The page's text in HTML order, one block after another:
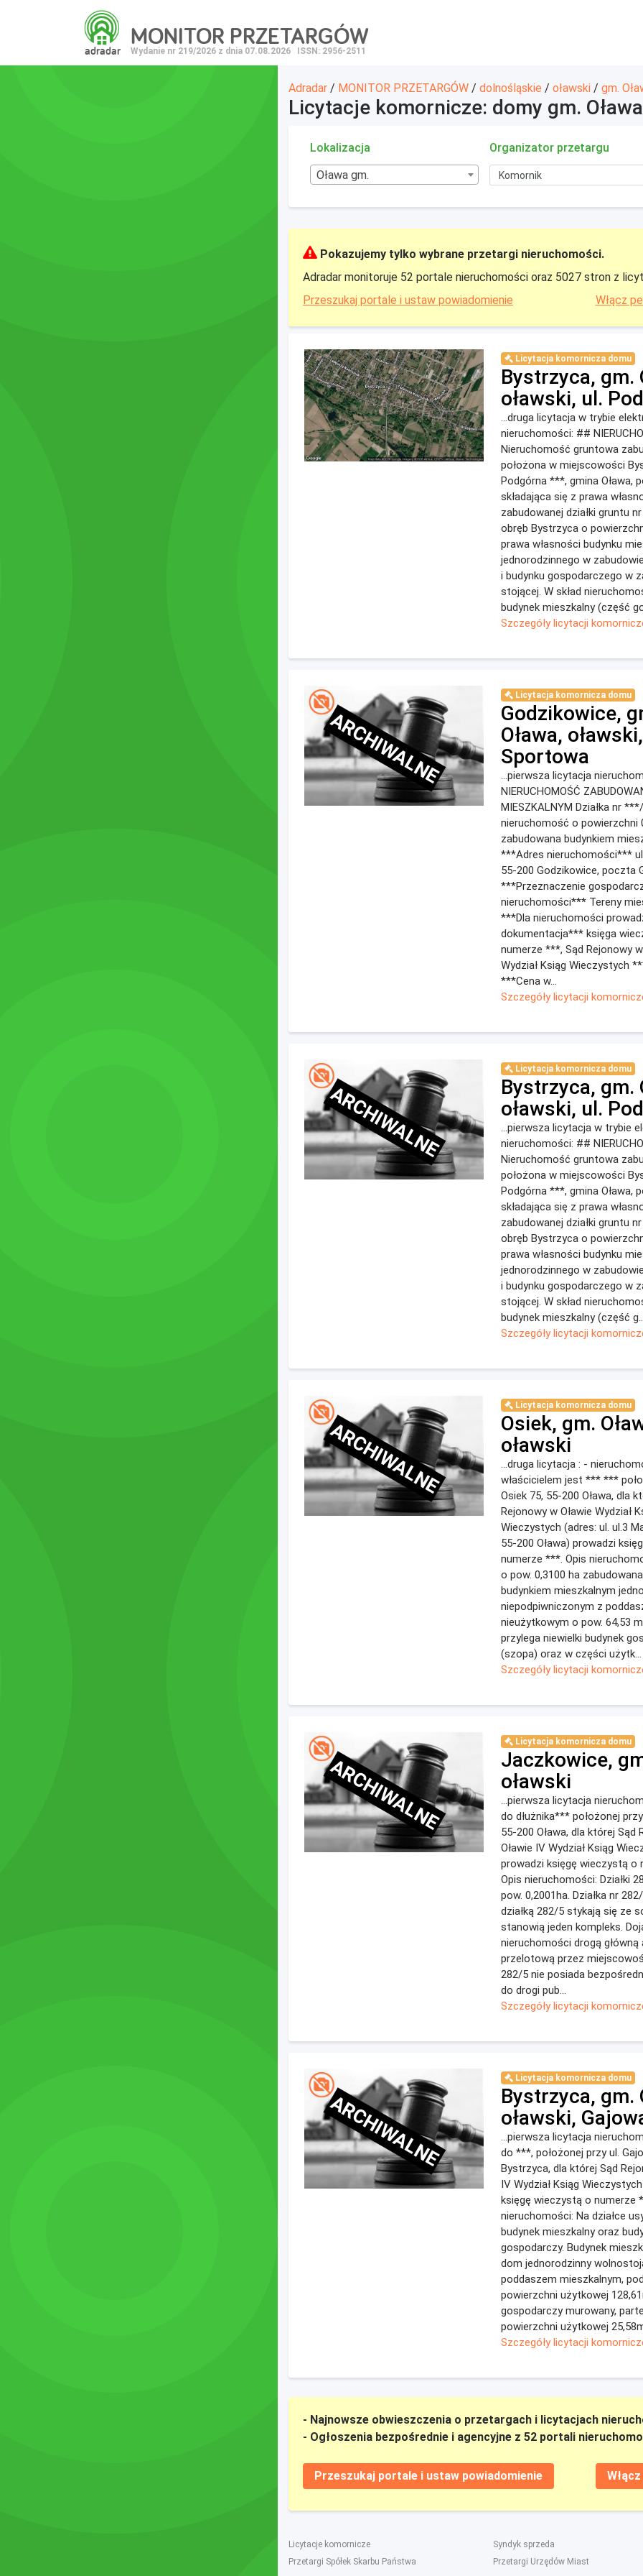
adradar
MONITOR PRZETARGÓW
Wydanie nr 219/2026 z dnia 07.08.2026 ISSN: 2956-2511
Adradar / MONITOR PRZETARGÓW / dolnośląskie / oławski / gm.
Licytacje komornicze: domy gm. Oława
Lokalizacja
Oława gm.
Organizator przetargu
Pokazujemy tylko wybrane przetargi nieruchomości.
Adradar monitoruje 52 portale nieruchomości oraz 5027 stron z
Przeszukaj portale i ustaw powiadomienie
Włącz
Licytacja komornicza domu
Bystrzyca, gm.
oławski, ul.
...druga licytacja w trybie
nieruchomości: ##
Nieruchomość gruntowa
położona w miejscowości
Podgórna ***, gmina Oława,
składająca się z prawa
zabudowanej działki gruntu
obręb Bystrzyca o
prawa własności budynku
jednorodzinnego w
i budynku gospodarczego w
stojącej. W skład
budynek mieszkalny (część
Szczegóły licytacji
ARCHIWALNE
Licytacja komornicza domu
Godzikowice,
Oława,
Sportowa
...pierwsza licytacja
NIERUCHOMOŚĆ
MIESZKALNYM Działka nr
nieruchomość o powierzchni
zabudowana budynkiem
***Adres nieruchomości***
55-200 Godzikowice, poczta
***Przeznaczenie
nieruchomości*** Tereny
***Dla nieruchomości
dokumentacja*** księga
numerze ***, Sąd Rejonowy w
Wydział Ksiąg Wieczystych
***Cena w...
Szczegóły licytacji
ARCHIWALNE
Licytacja komornicza domu
Bystrzyca, gm.
oławski, ul.
...pierwsza licytacja w trybie
nieruchomości: ##
Nieruchomość gruntowa
położona w miejscowości
Podgórna ***, gmina Oława,
składająca się z prawa
zabudowanej działki gruntu
obręb Bystrzyca o
prawa własności budynku
jednorodzinnego w
i budynku gospodarczego w
stojącej. W skład
budynek mieszkalny (część
Szczegóły licytacji
ARCHIWALNE
Licytacja komornicza domu
Osiek, gm.
oławski
...druga licytacja : -
właścicielem jest *** ***
Osiek 75, 55-200 Oława, dla
Rejonowy w Oławie Wydział
Wieczystych (adres: ul. ul.3
55-200 Oława) prowadzi
numerze ***. Opis
o pow. 0,3100 ha
budynkiem mieszkalnym
niepodpiwniczonym z
nieużytkowym o pow. 64,53
przylega niewielki budynek
(szopa) oraz w części użytk...
Szczegóły licytacji
ARCHIWALNE
Licytacja komornicza domu
Jaczkowice,
oławski
...pierwsza licytacja
do dłużnika*** położonej
55-200 Oława, dla której Sąd
Oławie IV Wydział Ksiąg
prowadzi księgę wieczystą o
Opis nieruchomości: Działki
pow. 0,2001ha. Działka nr
działką 282/5 stykają się ze
stanowią jeden kompleks.
nieruchomości drogą
przelotową przez
282/5 nie posiada
do drogi pub...
Szczegóły licytacji
ARCHIWALNE
Licytacja komornicza domu
Bystrzyca, gm.
oławski,
...pierwsza licytacja
do ***, położonej przy ul.
Bystrzyca, dla której Sąd
IV Wydział Ksiąg
księgę wieczystą o numerze
nieruchomości: Na działce
budynek mieszkalny oraz
gospodarczy. Budynek
dom jednorodzinny
poddaszem mieszkalnym,
powierzchni użytkowej
gospodarczy murowany,
powierzchni użytkowej
Szczegóły licytacji
- Najnowsze obwieszczenia o przetargach i licytacjach
- Ogłoszenia bezpośrednie i agencyjne z 52 portali
Przeszukaj portale i ustaw powiadomienie
Licytacje komornicze
Syndyk sprzeda
Przetargi Spółek Skarbu Państwa
Przetargi Urzędów Miast